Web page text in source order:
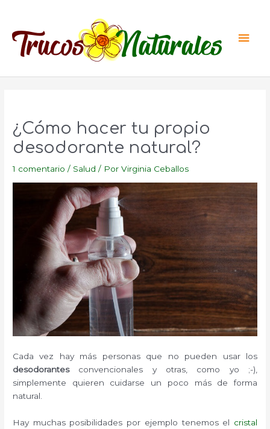
contenido
¿Cómo hacer tu propio
desodorante natural?
1 comentario / Salud / PorVirginia Ceballos
Cada vez hay más personas que no pueden usar los
desodorantesconvencionales y otras, como yo ;-),
simplemente quieren cuidarse un poco más de forma
natural.
Hay muchas posibilidades por ejemplo tenemos el cristal